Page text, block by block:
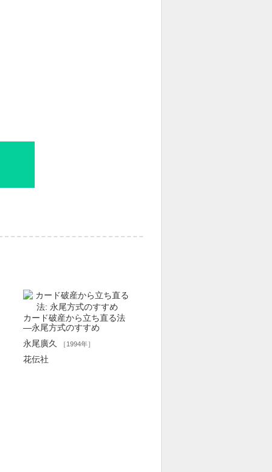
カード破産から立ち直る法
―永尾方式のすすめ
永尾廣久
［1994年］
花伝社